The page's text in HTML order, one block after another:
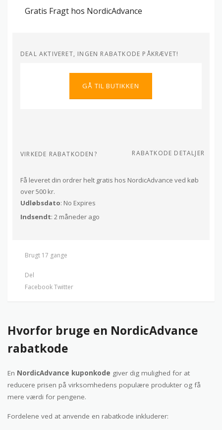
Gratis Fragt hos NordicAdvance
DEAL AKTIVERET, INGEN RABATKODE PÅKRÆVET!
GÅ TIL BUTIKKEN
VIRKEDE RABATKODEN? RABATKODE DETALJER
Få leveret din ordrer helt gratis hos NordicAdvance ved køb
over 500 kr.
Udløbsdato: No Expires
Indsendt: 2 måneder ago
Brugt 17 gange
Del
FacebookTwitter
Hvorfor bruge en NordicAdvance
rabatkode
En NordicAdvance kuponkode giver dig mulighed for at
reducere prisen på virksomhedens populære produkter og få
mere værdi for pengene.
Fordelene ved at anvende en rabatkode inkluderer: